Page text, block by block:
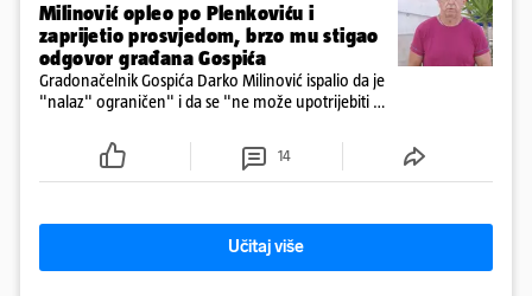
Milinović opleo po Plenkoviću i
zaprijetio prosvjedom, brzo mu stigao
odgovor građana Gospića
Gradonačelnik Gospića Darko Milinović ispalio da je
"nalaz" ograničen" i da se "ne može upotrijebiti za
ga je naručio Uskok i da je dio spisa
14
Učitaj više